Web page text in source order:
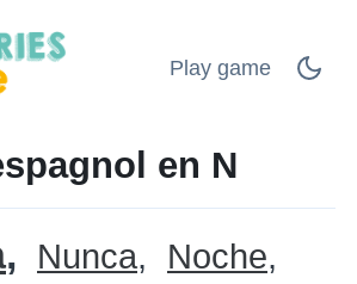
Play game
en N
Nunca
Noche